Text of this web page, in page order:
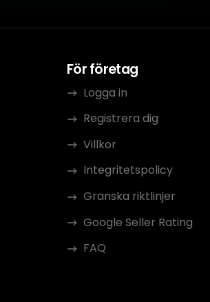
För företag
Logga in
Registrera dig
Villkor
Integritetspolicy
Granska riktlinjer
Google Seller Rating
FAQ